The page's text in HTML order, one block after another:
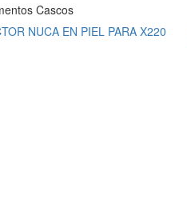
Cascos
NUCA EN PIEL PARA X220